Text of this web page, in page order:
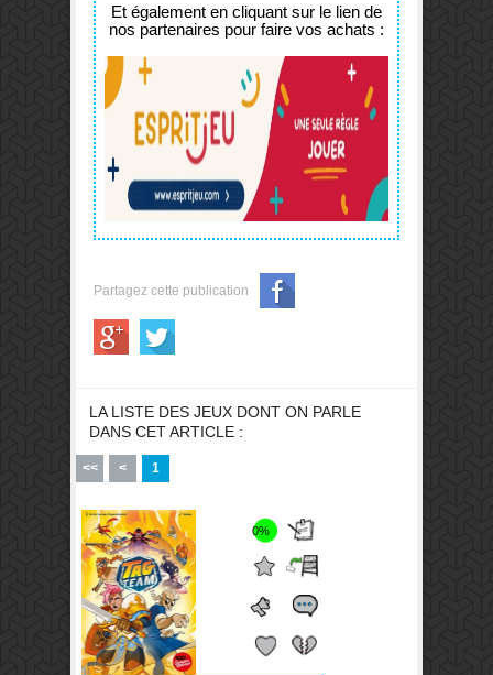
Et également en cliquant sur le lien de
nos partenaires pour faire vos achats :
Partagez cette publication
LA LISTE DES JEUX DONT ON PARLE
DANS CET ARTICLE :
<< < 1
0%